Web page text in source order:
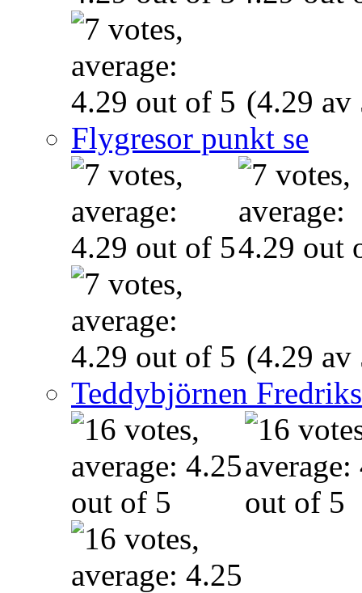
(4.29 av
Flygresor punkt se
(4.29 av
Teddybjörnen